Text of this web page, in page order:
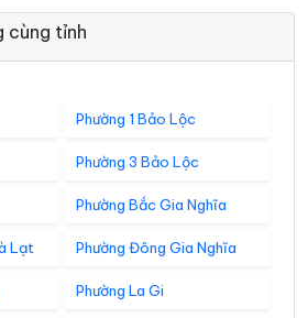
cùng tỉnh
Phường 1 Bảo Lộc
Phường 3 Bảo Lộc
Phường Bắc Gia Nghĩa
Lạt Phường Đông Gia Nghĩa
Phường La Gi